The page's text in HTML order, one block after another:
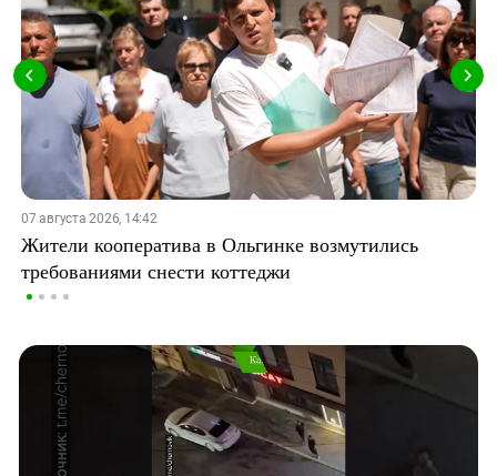
07 августа 2026, 14:42
Жители кооператива в Ольгинке возмутились
требованиями снести коттеджи